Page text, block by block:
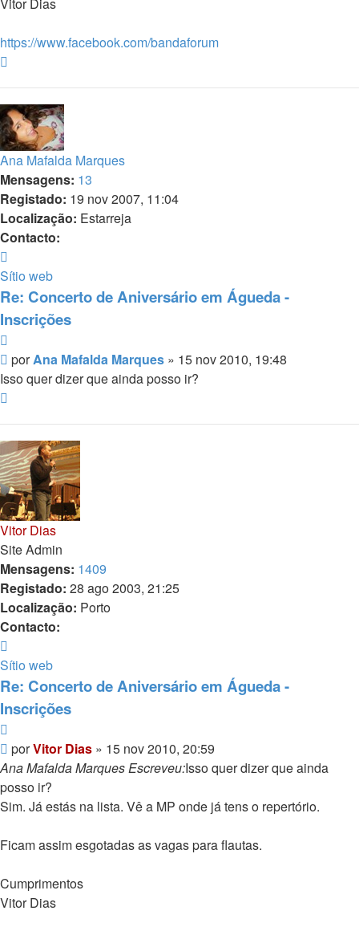
Vitor Dias
https://www.facebook.com/bandaforum
Ana Mafalda Marques
Mensagens: 13
Registado: 19 nov 2007, 11:04
Localização: Estarreja
Contacto:
Ana
Mafalda
Marques
Sítio web
Re: Concerto de Aniversário em Águeda -
Inscrições
Mensagem
porAna Mafalda Marques » 15 nov 2010, 19:48
Isso quer dizer que ainda posso ir?
Vitor Dias
Site Admin
Mensagens: 1409
Registado: 28 ago 2003, 21:25
Localização: Porto
Contacto:
Vitor
Dias
Sítio web
Re: Concerto de Aniversário em Águeda -
Inscrições
Mensagem
porVitor Dias » 15 nov 2010, 20:59
Ana Mafalda Marques Escreveu:Isso quer dizer que ainda
posso ir?
Sim. Já estás na lista. Vê a MP onde já tens o repertório.
Ficam assim esgotadas as vagas para flautas.
Cumprimentos
Vitor Dias